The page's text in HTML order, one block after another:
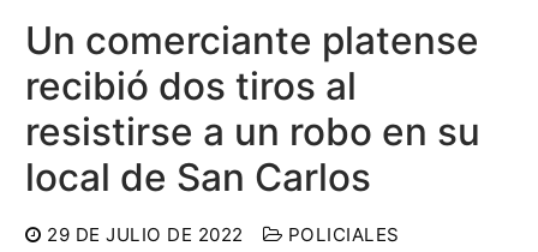
Un comerciante platense
recibió dos tiros al
resistirse a un robo en su
local de San Carlos
29 DE JULIO DE 2022 POLICIALES